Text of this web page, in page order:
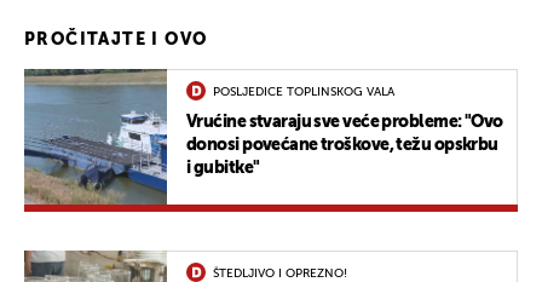
PROČITAJTE I OVO
POSLJEDICE TOPLINSKOG VALA
Vrućine stvaraju sve veće probleme: "Ovo
donosi povećane troškove, težu opskrbu
i gubitke"
ŠTEDLJIVO I OPREZNO!